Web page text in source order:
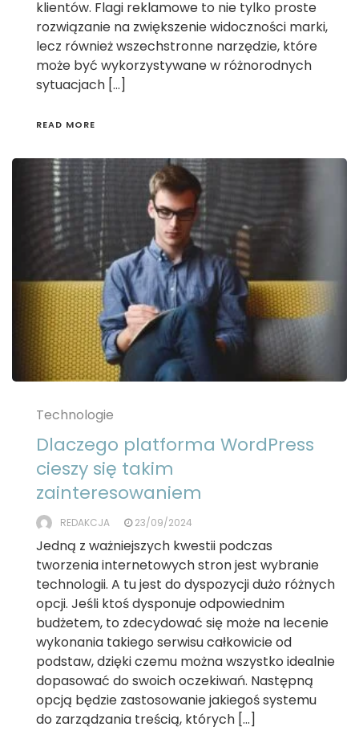
klientów. Flagi reklamowe to nie tylko proste
rozwiązanie na zwiększenie widoczności marki,
lecz również wszechstronne narzędzie, które
może być wykorzystywane w różnorodnych
sytuacjach […]
READ MORE
Technologie
Dlaczego platforma WordPress
cieszy się takim
zainteresowaniem
REDAKCJA 23/09/2024
Jedną z ważniejszych kwestii podczas
tworzenia internetowych stron jest wybranie
technologii. A tu jest do dyspozycji dużo różnych
opcji. Jeśli ktoś dysponuje odpowiednim
budżetem, to zdecydować się może na lecenie
wykonania takiego serwisu całkowicie od
podstaw, dzięki czemu można wszystko idealnie
dopasować do swoich oczekiwań. Następną
opcją będzie zastosowanie jakiegoś systemu
do zarządzania treścią, których […]